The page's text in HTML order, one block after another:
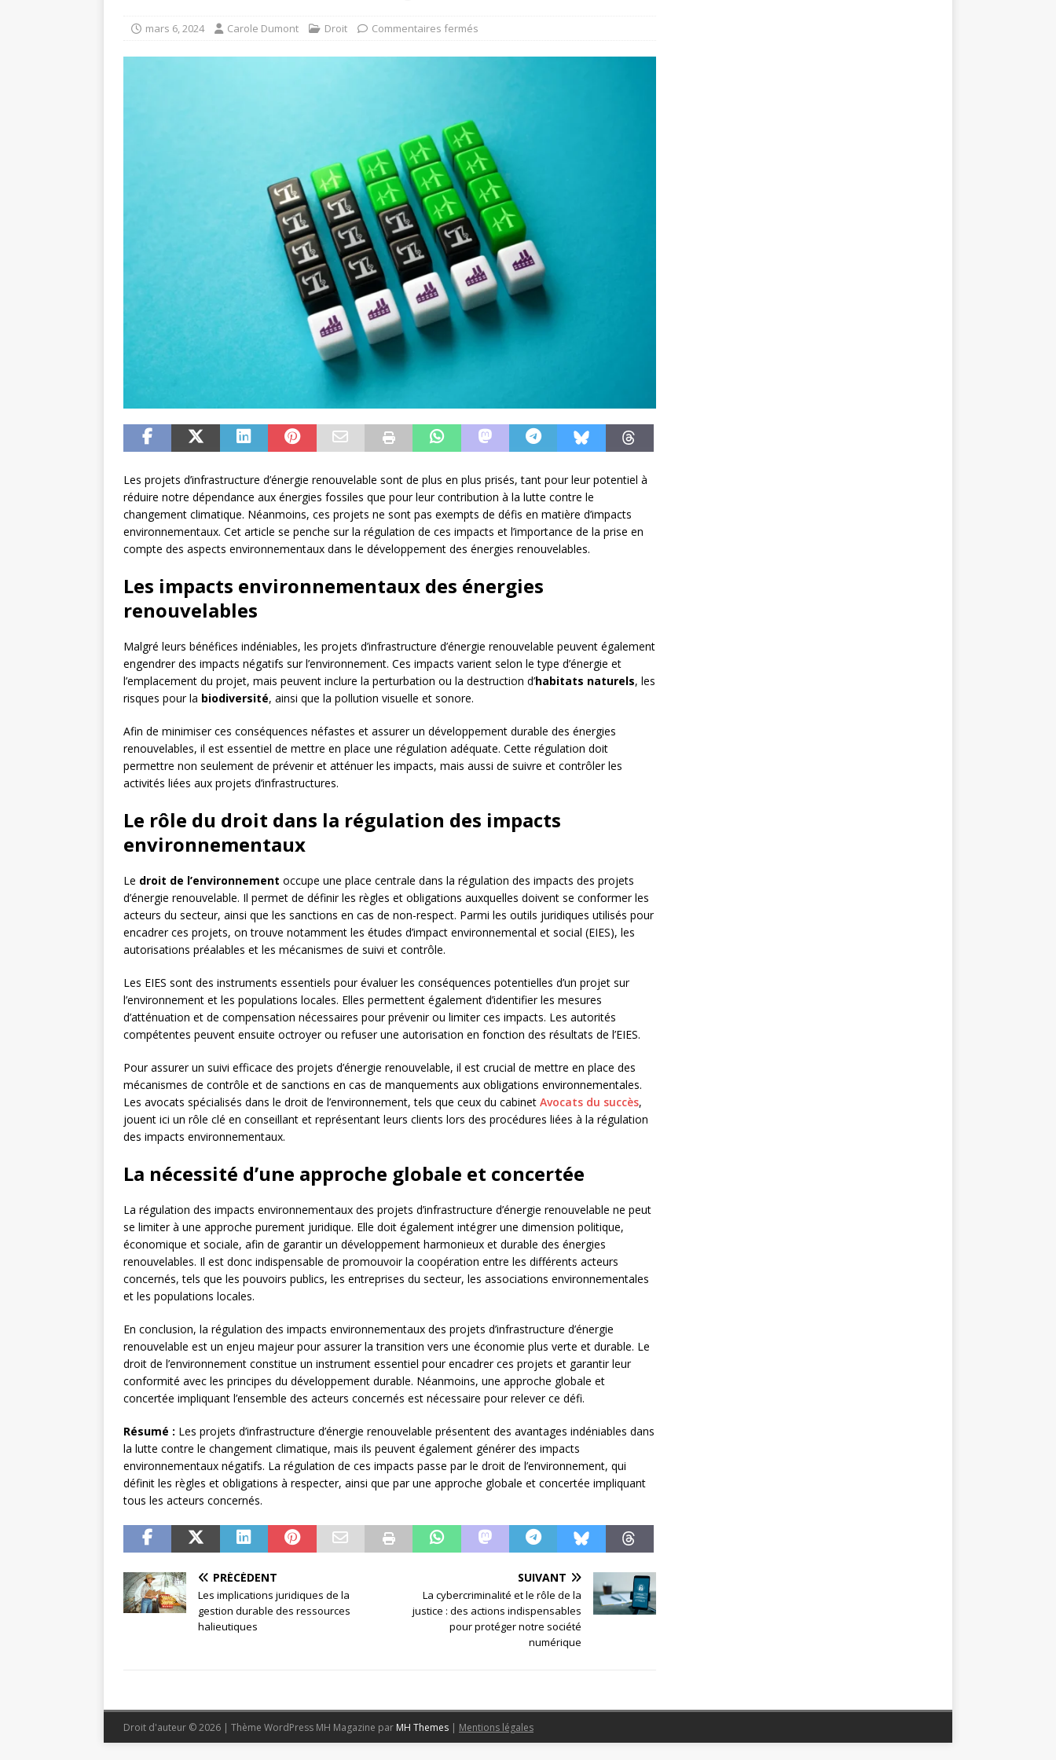
mars 6, 2024 Carole Dumont Droit Commentaires fermés
Les projets d’infrastructure d’énergie renouvelable sont de plus en plus prisés, tant pour leur potentiel à
réduire notre dépendance aux énergies fossiles que pour leur contribution à la lutte contre le
changement climatique. Néanmoins, ces projets ne sont pas exempts de défis en matière d’impacts
environnementaux. Cet article se penche sur la régulation de ces impacts et l’importance de la prise en
compte des aspects environnementaux dans le développement des énergies renouvelables.
Les impacts environnementaux des énergies
renouvelables
Malgré leurs bénéfices indéniables, les projets d’infrastructure d’énergie renouvelable peuvent également
engendrer des impacts négatifs sur l’environnement. Ces impacts varient selon le type d’énergie et
l’emplacement du projet, mais peuvent inclure la perturbation ou la destruction d’habitats naturels, les
risques pour la biodiversité, ainsi que la pollution visuelle et sonore.
Afin de minimiser ces conséquences néfastes et assurer un développement durable des énergies
renouvelables, il est essentiel de mettre en place une régulation adéquate. Cette régulation doit
permettre non seulement de prévenir et atténuer les impacts, mais aussi de suivre et contrôler les
activités liées aux projets d’infrastructures.
Le rôle du droit dans la régulation des impacts
environnementaux
Le droit de l’environnement occupe une place centrale dans la régulation des impacts des projets
d’énergie renouvelable. Il permet de définir les règles et obligations auxquelles doivent se conformer les
acteurs du secteur, ainsi que les sanctions en cas de non-respect. Parmi les outils juridiques utilisés pour
encadrer ces projets, on trouve notamment les études d’impact environnemental et social (EIES), les
autorisations préalables et les mécanismes de suivi et contrôle.
Les EIES sont des instruments essentiels pour évaluer les conséquences potentielles d’un projet sur
l’environnement et les populations locales. Elles permettent également d’identifier les mesures
d’atténuation et de compensation nécessaires pour prévenir ou limiter ces impacts. Les autorités
compétentes peuvent ensuite octroyer ou refuser une autorisation en fonction des résultats de l’EIES.
Pour assurer un suivi efficace des projets d’énergie renouvelable, il est crucial de mettre en place des
mécanismes de contrôle et de sanctions en cas de manquements aux obligations environnementales.
Les avocats spécialisés dans le droit de l’environnement, tels que ceux du cabinet Avocats du succès,
jouent ici un rôle clé en conseillant et représentant leurs clients lors des procédures liées à la régulation
des impacts environnementaux.
La nécessité d’une approche globale et concertée
La régulation des impacts environnementaux des projets d’infrastructure d’énergie renouvelable ne peut
se limiter à une approche purement juridique. Elle doit également intégrer une dimension politique,
économique et sociale, afin de garantir un développement harmonieux et durable des énergies
renouvelables. Il est donc indispensable de promouvoir la coopération entre les différents acteurs
concernés, tels que les pouvoirs publics, les entreprises du secteur, les associations environnementales
et les populations locales.
En conclusion, la régulation des impacts environnementaux des projets d’infrastructure d’énergie
renouvelable est un enjeu majeur pour assurer la transition vers une économie plus verte et durable. Le
droit de l’environnement constitue un instrument essentiel pour encadrer ces projets et garantir leur
conformité avec les principes du développement durable. Néanmoins, une approche globale et
concertée impliquant l’ensemble des acteurs concernés est nécessaire pour relever ce défi.
Résumé : Les projets d’infrastructure d’énergie renouvelable présentent des avantages indéniables dans
la lutte contre le changement climatique, mais ils peuvent également générer des impacts
environnementaux négatifs. La régulation de ces impacts passe par le droit de l’environnement, qui
définit les règles et obligations à respecter, ainsi que par une approche globale et concertée impliquant
tous les acteurs concernés.
PRÉCÉDENT
Les implications juridiques de la
gestion durable des ressources
halieutiques
SUIVANT
La cybercriminalité et le rôle de la
justice : des actions indispensables
pour protéger notre société
numérique
Droit d'auteur © 2026 | Thème WordPress MH Magazine par MH Themes Mentions légales